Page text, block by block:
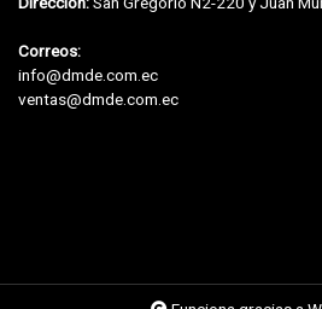
Correos:
info@dmde.com.ec
ventas@dmde.com.ec